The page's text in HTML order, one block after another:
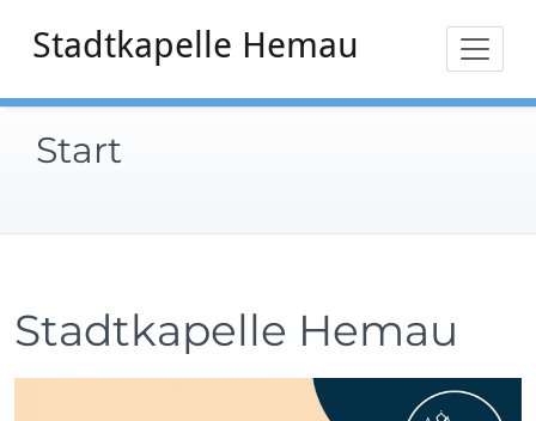
InhaltStadtkapelle Hemau
Start
Stadtkapelle Hemau